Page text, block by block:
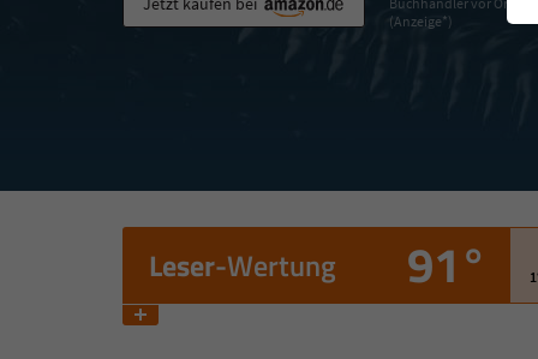
(Anzeige*)
Leser-Wertung 91°